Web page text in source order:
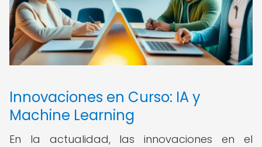
Innovaciones en Curso: IA y
Machine Learning
En la actualidad, las innovaciones en el